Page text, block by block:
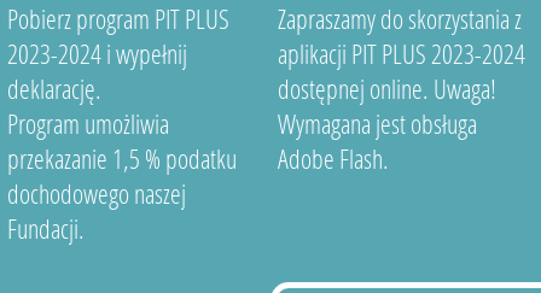
Pobierz program PIT PLUS
2023-2024 i wypełnij
deklarację.
Program umożliwia
przekazanie 1,5 % podatku
dochodowego naszej
Fundacji.
Zapraszamy do skorzystania z
aplikacji PIT PLUS 2023-2024
dostępnej online. Uwaga!
Wymagana jest obsługa
Adobe Flash.